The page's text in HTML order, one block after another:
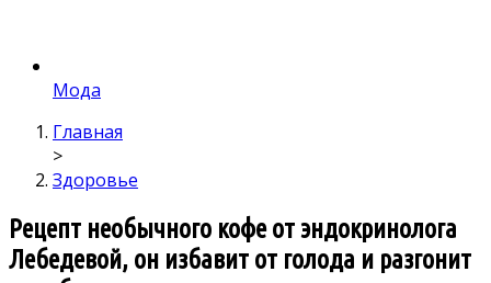
Мода
Главная
>
Здоровье
Рецепт необычного кофе от эндокринолога
Лебедевой, он избавит от голода и разгонит